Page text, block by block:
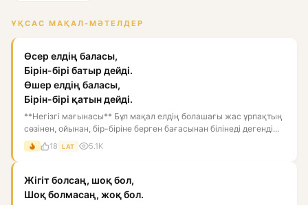
ҰҚСАС МАҚАЛ-МӘТЕЛДЕР
Өсер елдің баласы,
Бірін-бірі батыр дейді.
Өшер елдің баласы,
Бірін-бірі қатын дейді.
**Негізгі мағынасы** Бұл мақал елдің болашағы жас ұрпақтың
сөзінен, ойынан, бір-біріне берген бағасынан білінеді дегенді...
18 LAT 5.1K
Жігіт болсаң, шоқ бол,
Шоқ болмасаң, жоқ бол.